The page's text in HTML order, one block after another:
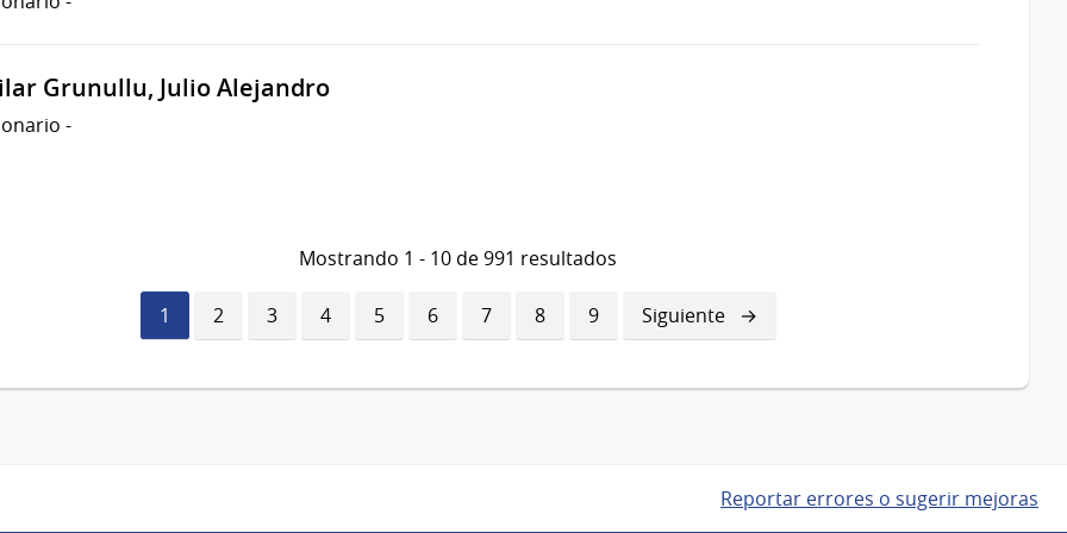
Grunullu, Julio Alejandro
-
Mostrando 1 - 10 de 991 resultados
Página
actual
1 Página
2 Página
3 Página
4 Página
5 Página
6 Página
7 Página
8 Página
9
Siguiente
página
Siguiente
Reportar errores o sugerir mejoras